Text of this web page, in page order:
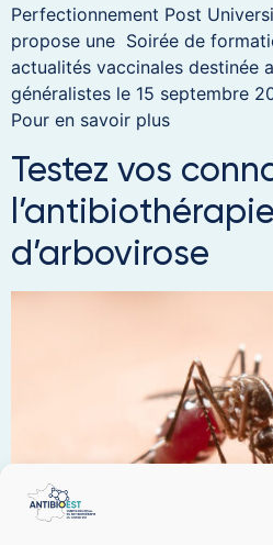
Perfectionnement Post
propose une Soirée de
actualités vaccinales destinée
généralistes le 15 septembre
Pour en savoir plus
Testez vos
d’arbovirose